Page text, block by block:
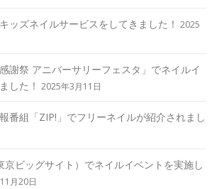
ッズネイルサービスをしてきました！ 2025
謝祭 アニバーサリーフェスタ」でネイルイ
した！ 2025年3月11日
番組「ZIP!」でフリーネイルが紹介されまし
京ビッグサイト）でネイルイベントを実施し
月20日